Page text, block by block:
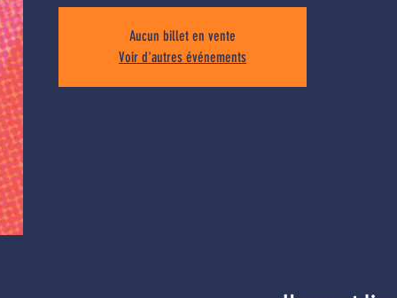
Aucun billet en vente
Voir d'autres événements